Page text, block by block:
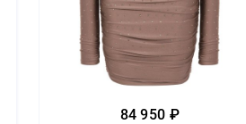
84 950 ₽